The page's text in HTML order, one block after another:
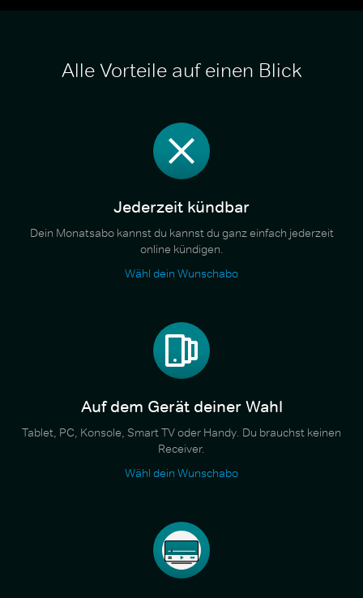
Alle Vorteile auf einen Blick
Jederzeit kündbar
Dein Monatsabo kannst du kannst du ganz einfach jederzeit
online kündigen.
Wähl dein Wunschabo
Auf dem Gerät deiner Wahl
Tablet, PC, Konsole, Smart TV oder Handy. Du brauchst keinen
Receiver.
Wähl dein Wunschabo